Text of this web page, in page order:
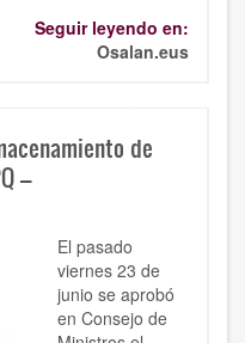
Seguir leyendo en:
Osalan.eus
de
–
El pasado
viernes 23 de
junio se aprobó
en Consejo de